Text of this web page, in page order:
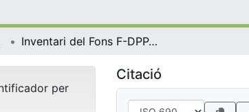
Inventari del Fons F-DPP, Sèrie Documents Partits Polítics, CRAI Biblioteca del Pavelló de la República de la Universitat de Barcelona
per
Citació